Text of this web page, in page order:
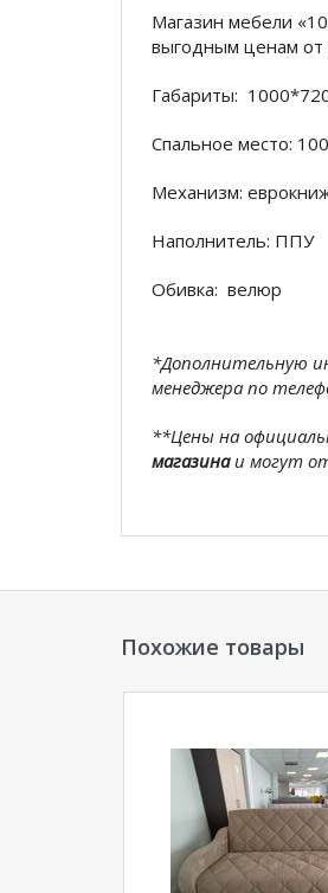
Магазин мебели
выгодным ценам от
Габариты:
Спальное место:
Механизм:
Наполнитель: ППУ
Обивка: велюр
*Дополнительную
менеджера по
**Цены на
магазинаи могут
Похожие товары